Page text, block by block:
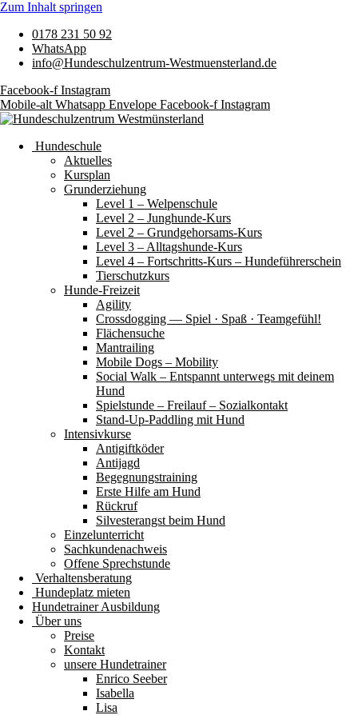
Zum Inhalt springen
0178 231 50 92
WhatsApp
info@Hundeschulzentrum-Westmuensterland.de
Facebook-f Instagram
Mobile-alt Whatsapp Envelope Facebook-f Instagram
Hundeschule
Aktuelles
Kursplan
Grunderziehung
Level 1 – Welpenschule
Level 2 – Junghunde-Kurs
Level 2 – Grundgehorsams-Kurs
Level 3 – Alltagshunde-Kurs
Level 4 – Fortschritts-Kurs – Hundeführerschein
Tierschutzkurs
Hunde-Freizeit
Agility
Crossdogging — Spiel · Spaß · Teamgefühl!
Flächensuche
Mantrailing
Mobile Dogs – Mobility
Social Walk – Entspannt unterwegs mit deinem
Hund
Spielstunde – Freilauf – Sozialkontakt
Stand-Up-Paddling mit Hund
Intensivkurse
Antigiftköder
Antijagd
Begegnungstraining
Erste Hilfe am Hund
Rückruf
Silvesterangst beim Hund
Einzelunterricht
Sachkundenachweis
Offene Sprechstunde
Verhaltensberatung
Hundeplatz mieten
Hundetrainer Ausbildung
Über uns
Preise
Kontakt
unsere Hundetrainer
Enrico Seeber
Isabella
Lisa